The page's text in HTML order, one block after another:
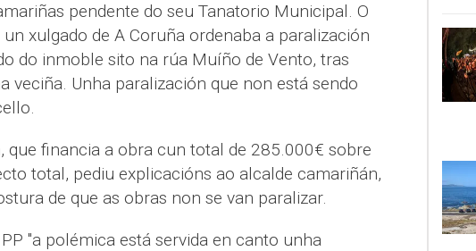
pendente do seu Tanatorio Municipal. O
xulgado de A Coruña ordenaba a paralización
do inmoble sito na rúa Muíño de Vento, tras
veciña. Unha paralización que non está sendo
que financia a obra cun total de 285.000€ sobre
total, pediu explicacións ao alcalde camariñán,
de que as obras non se van paralizar.
"a polémica está servida en canto unha